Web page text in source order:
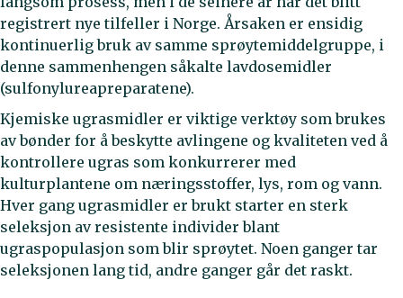
registrert nye tilfeller i Norge. Årsaken er ensidig
kontinuerlig bruk av samme sprøytemiddelgruppe, i
denne sammenhengen såkalte lavdosemidler
(sulfonylureapreparatene).
Kjemiske ugrasmidler er viktige verktøy som brukes
av bønder for å beskytte avlingene og kvaliteten ved å
kontrollere ugras som konkurrerer med
kulturplantene om næringsstoffer, lys, rom og vann.
Hver gang ugrasmidler er brukt starter en sterk
seleksjon av resistente individer blant
ugraspopulasjon som blir sprøytet. Noen ganger tar
seleksjonen lang tid, andre ganger går det raskt.